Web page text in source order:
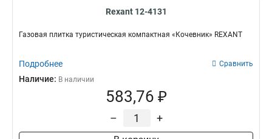
Rexant 12-4131
Газовая плитка туристическая компактная «Кочевник» REXANT
Подробнее Сравнить
Наличие: В наличии
583,76 ₽
– +